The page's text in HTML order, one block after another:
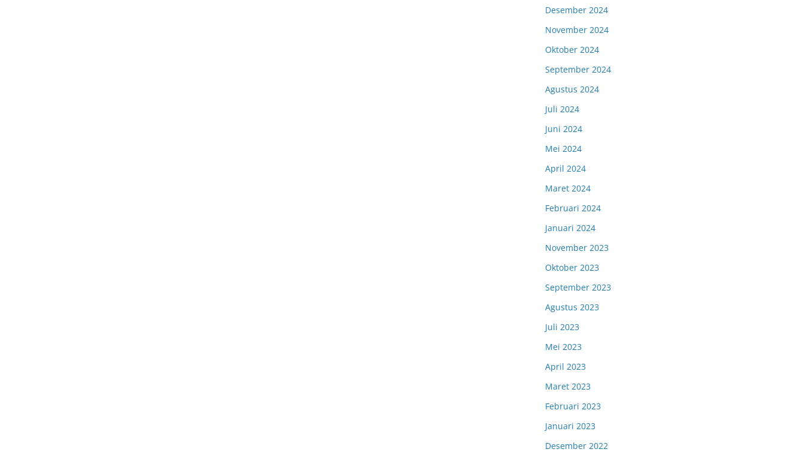
Desember 2024
November 2024
Oktober 2024
September 2024
Agustus 2024
Juli 2024
Juni 2024
Mei 2024
April 2024
Maret 2024
Februari 2024
Januari 2024
November 2023
Oktober 2023
September 2023
Agustus 2023
Juli 2023
Mei 2023
April 2023
Maret 2023
Februari 2023
Januari 2023
Desember 2022